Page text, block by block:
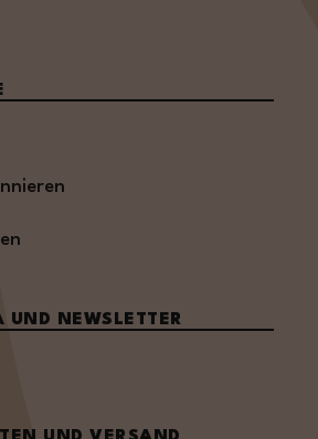
UND NEWSLETTER